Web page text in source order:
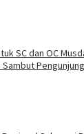
SC dan OC
Sambut